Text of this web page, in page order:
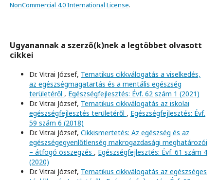
NonCommercial 4.0 International License.
Ugyanannak a szerző(k)nek a legtöbbet olvasott
cikkei
Dr. Vitrai József, Tematikus cikkválogatás a viselkedés,
az egészségmagatartás és a mentális egészség
területéről , Egészségfejlesztés: Évf. 62 szám 1 (2021)
Dr. Vitrai József, Tematikus cikkválogatás az iskolai
egészségfejlesztés területéről , Egészségfejlesztés: Évf.
59 szám 6 (2018)
Dr. Vitrai József, Cikkismertetés: Az egészség és az
egészségegyenlőtlenség makrogazdasági meghatározói
– átfogó összegzés , Egészségfejlesztés: Évf. 61 szám 4
(2020)
Dr. Vitrai József, Tematikus cikkválogatás az egészséges